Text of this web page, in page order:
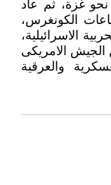
نحو غزة، ثم عاد
الكونغرس،
الاسرائيلية،
الجيش الامريكى
والعرقية